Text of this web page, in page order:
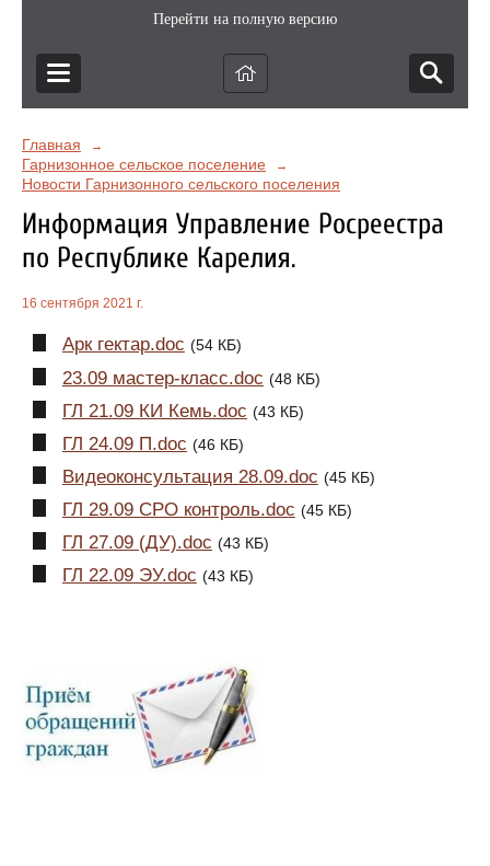
Перейти на полную версию
Главная →
Гарнизонное сельское поселение →
Новости Гарнизонного сельского поселения
Информация Управление Росреестра
по Республике Карелия.
16 сентября 2021 г.
Арк гектар.doc (54 КБ)
23.09 мастер-класс.doc (48 КБ)
ГЛ 21.09 КИ Кемь.doc (43 КБ)
ГЛ 24.09 П.doc (46 КБ)
Видеоконсультация 28.09.doc (45 КБ)
ГЛ 29.09 СРО контроль.doc (45 КБ)
ГЛ 27.09 (ДУ).doc (43 КБ)
ГЛ 22.09 ЭУ.doc (43 КБ)